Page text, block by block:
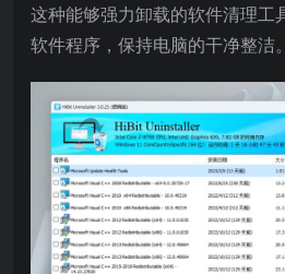
这种能够强力卸载的软件清理工
软件程序，保持电脑的干净整洁。